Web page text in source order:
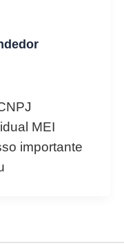
MEI
importante